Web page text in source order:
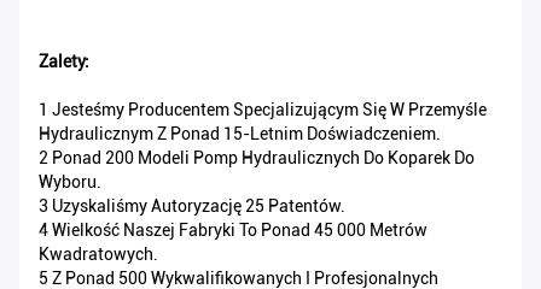
Zalety:
1 Jesteśmy Producentem Specjalizującym Się W Przemyśle
Hydraulicznym Z Ponad 15-Letnim Doświadczeniem.
2 Ponad 200 Modeli Pomp Hydraulicznych Do Koparek Do
Wyboru.
3 Uzyskaliśmy Autoryzację 25 Patentów.
4 Wielkość Naszej Fabryki To Ponad 45 000 Metrów
Kwadratowych.
5 Z Ponad 500 Wykwalifikowanych I Profesjonalnych